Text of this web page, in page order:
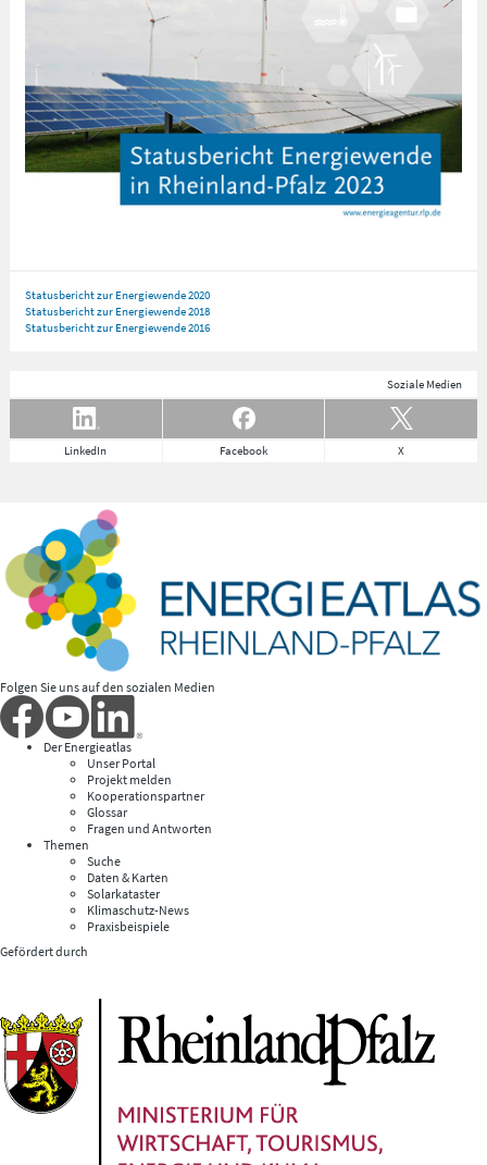
Statusbericht zur Energiewende 2020
Statusbericht zur Energiewende 2018
Statusbericht zur Energiewende 2016
Soziale Medien
LinkedIn Facebook X
Folgen Sie uns auf den sozialen Medien
Der Energieatlas
Unser Portal
Projekt melden
Kooperationspartner
Glossar
Fragen und Antworten
Themen
Suche
Daten & Karten
Solarkataster
Klimaschutz-News
Praxisbeispiele
Gefördert durch